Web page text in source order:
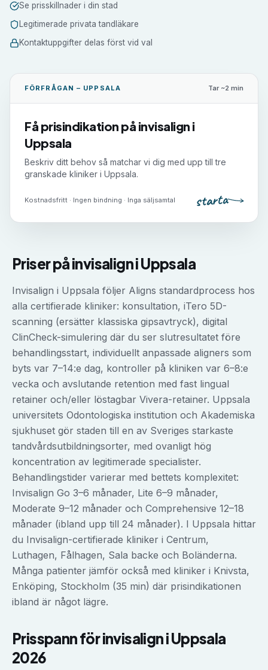
Se prisskillnader i din stad
Legitimerade privata tandläkare
Kontaktuppgifter delas först vid val
FÖRFRÅGAN – UPPSALA Tar ~2 min
Få prisindikation på invisalign i
Uppsala
Beskriv ditt behov så matchar vi dig med upp till tre
granskade kliniker i Uppsala.
Kostnadsfritt · Ingen bindning · Inga säljsamtal starta
Priser påinvisaligniUppsala
Invisalign i Uppsala följer Aligns standardprocess hos
alla certifierade kliniker: konsultation, iTero 5D-
scanning (ersätter klassiska gipsavtryck), digital
ClinCheck-simulering där du ser slutresultatet före
behandlingsstart, individuellt anpassade aligners som
byts var 7–14:e dag, kontroller på kliniken var 6–8:e
vecka och avslutande retention med fast lingual
retainer och/eller löstagbar Vivera-retainer. Uppsala
universitets Odontologiska institution och Akademiska
sjukhuset gör staden till en av Sveriges starkaste
tandvårdsutbildningsorter, med ovanligt hög
koncentration av legitimerade specialister.
Behandlingstider varierar med bettets komplexitet:
Invisalign Go 3–6 månader, Lite 6–9 månader,
Moderate 9–12 månader och Comprehensive 12–18
månader (ibland upp till 24 månader). I Uppsala hittar
du Invisalign-certifierade kliniker i Centrum,
Luthagen, Fålhagen, Sala backe och Boländerna.
Många patienter jämför också med kliniker i Knivsta,
Enköping, Stockholm (35 min) där prisindikationen
ibland är något lägre.
Prisspann förinvisaligniUppsala
2026